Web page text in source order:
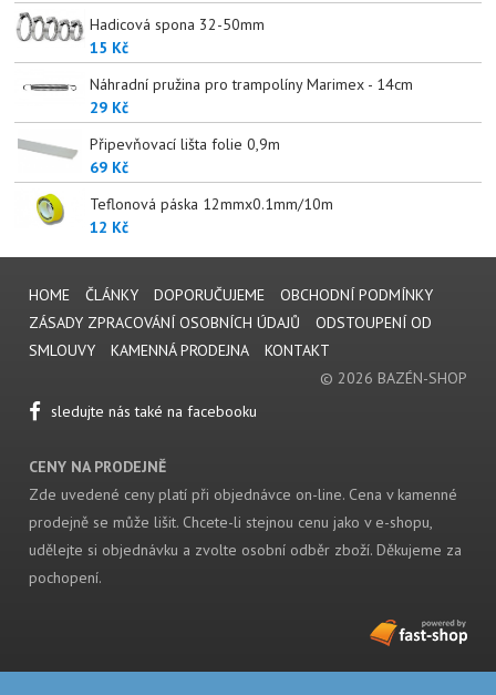
Hadicová spona 32-50mm
15 Kč
Náhradní pružina pro trampolíny Marimex - 14cm
29 Kč
Připevňovací lišta folie 0,9m
69 Kč
Teflonová páska 12mmx0.1mm/10m
12 Kč
HOME ČLÁNKY DOPORUČUJEME
OBCHODNÍ PODMÍNKY
ZÁSADY ZPRACOVÁNÍ OSOBNÍCH ÚDAJŮ
ODSTOUPENÍ OD
SMLOUVY
KAMENNÁ PRODEJNA
KONTAKT
© 2026 BAZÉN-SHOP
sledujte nás také na facebooku
CENY NA PRODEJNĚ
Zde uvedené ceny platí při objednávce on-line. Cena v kamenné
prodejně se může lišit. Chcete-li stejnou cenu jako v e-shopu,
udělejte si objednávku a zvolte osobní odběr zboží. Děkujeme za
pochopení.